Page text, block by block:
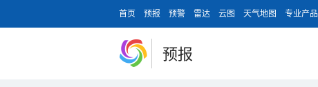
首页 预报 预警 雷达 云图 天气地图 专业产品
预报